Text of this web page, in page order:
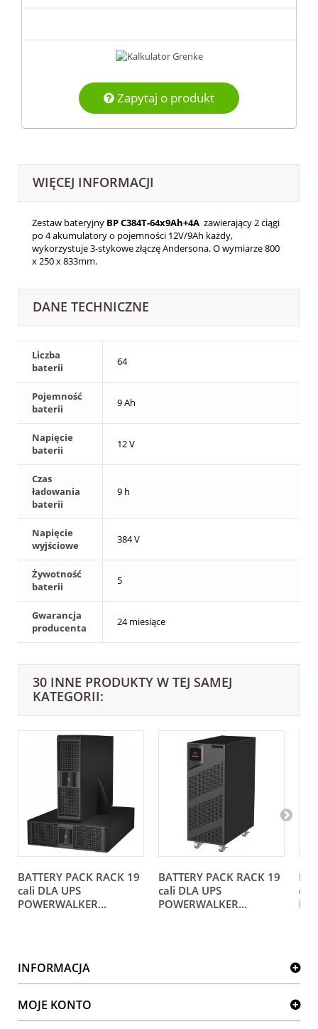
Zapytaj o produkt
WIĘCEJ INFORMACJI
Zestaw bateryjny BP C384T-64x9Ah+4A zawierający 2 ciągi
po 4 akumulatory o pojemności 12V/9Ah każdy,
wykorzystuje 3-stykowe złączę Andersona. O wymiarze 800
x 250 x 833mm.
DANE TECHNICZNE
Liczba
baterii
64
Pojemność
baterii
9 Ah
Napięcie
baterii
12 V
Czas
ładowania
baterii
9 h
Napięcie
wyjściowe
384 V
Żywotność
baterii
5
Gwarancja
producenta
24 miesiące
30 INNE PRODUKTY W TEJ SAMEJ
KATEGORII:
BATTERY PACK RACK 19
cali DLA UPS
POWERWALKER...
BATTERY PACK RACK 19
cali DLA UPS
POWERWALKER...
cali
INFORMACJA
MOJE KONTO